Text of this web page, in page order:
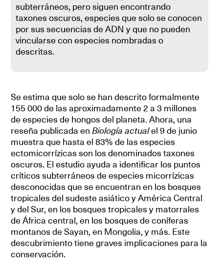
subterráneos, pero siguen encontrando
taxones oscuros, especies que solo se conocen
por sus secuencias de ADN y que no pueden
vincularse con especies nombradas o
descritas.
Se estima que solo se han descrito formalmente
155 000 de las aproximadamente 2 a 3 millones
de especies de hongos del planeta. Ahora, una
reseña publicada enBiología actualel 9 de junio
muestra que hasta el 83% de las especies
ectomicorrízicas son los denominados taxones
oscuros. El estudio ayuda a identificar los puntos
críticos subterráneos de especies micorrízicas
desconocidas que se encuentran en los bosques
tropicales del sudeste asiático y América Central
y del Sur, en los bosques tropicales y matorrales
de África central, en los bosques de coníferas
montanos de Sayan, en Mongolia, y más. Este
descubrimiento tiene graves implicaciones para la
conservación.